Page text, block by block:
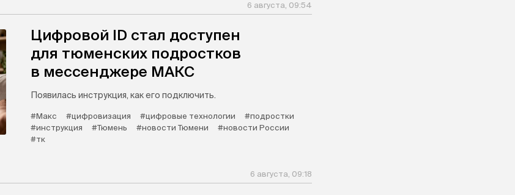
6 августа, 09:54
Цифровой ID стал доступен
для тюменских подростков
в мессенджере МАКС
Появилась инструкция, как его подключить.
#Макс #цифровизация #цифровые технологии
#подростки
#инструкция
#Тюмень #новости Тюмени
#новости России
#тк
6 августа, 09:18